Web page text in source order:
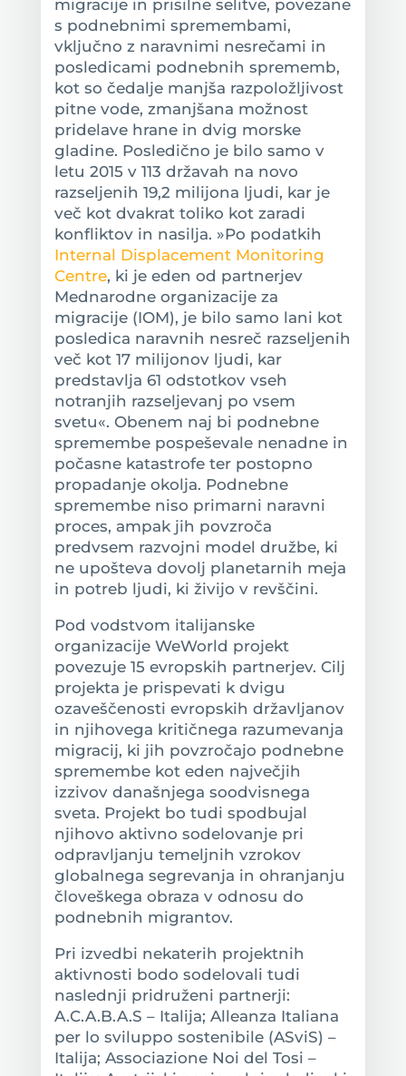
migracije in prisilne selitve, povezane
s podnebnimi spremembami,
vključno z naravnimi nesrečami in
posledicami podnebnih sprememb,
kot so čedalje manjša razpoložljivost
pitne vode, zmanjšana možnost
pridelave hrane in dvig morske
gladine. Posledično je bilo samo v
letu 2015 v 113 državah na novo
razseljenih 19,2 milijona ljudi, kar je
več kot dvakrat toliko kot zaradi
konfliktov in nasilja. »Po podatkih
Internal Displacement Monitoring
Centre, ki je eden od partnerjev
Mednarodne organizacije za
migracije (IOM), je bilo samo lani kot
posledica naravnih nesreč razseljenih
več kot 17 milijonov ljudi, kar
predstavlja 61 odstotkov vseh
notranjih razseljevanj po vsem
svetu«. Obenem naj bi podnebne
spremembe pospeševale nenadne in
počasne katastrofe ter postopno
propadanje okolja. Podnebne
spremembe niso primarni naravni
proces, ampak jih povzroča
predvsem razvojni model družbe, ki
ne upošteva dovolj planetarnih meja
in potreb ljudi, ki živijo v revščini.
Pod vodstvom italijanske
organizacije WeWorld projekt
povezuje 15 evropskih partnerjev. Cilj
projekta je prispevati k dvigu
ozaveščenosti evropskih državljanov
in njihovega kritičnega razumevanja
migracij, ki jih povzročajo podnebne
spremembe kot eden največjih
izzivov današnjega soodvisnega
sveta. Projekt bo tudi spodbujal
njihovo aktivno sodelovanje pri
odpravljanju temeljnih vzrokov
globalnega segrevanja in ohranjanju
človeškega obraza v odnosu do
podnebnih migrantov.
Pri izvedbi nekaterih projektnih
aktivnosti bodo sodelovali tudi
naslednji pridruženi partnerji:
A.C.A.B.A.S – Italija; Alleanza Italiana
per lo sviluppo sostenibile (ASviS) –
Italija; Associazione Noi del Tosi –